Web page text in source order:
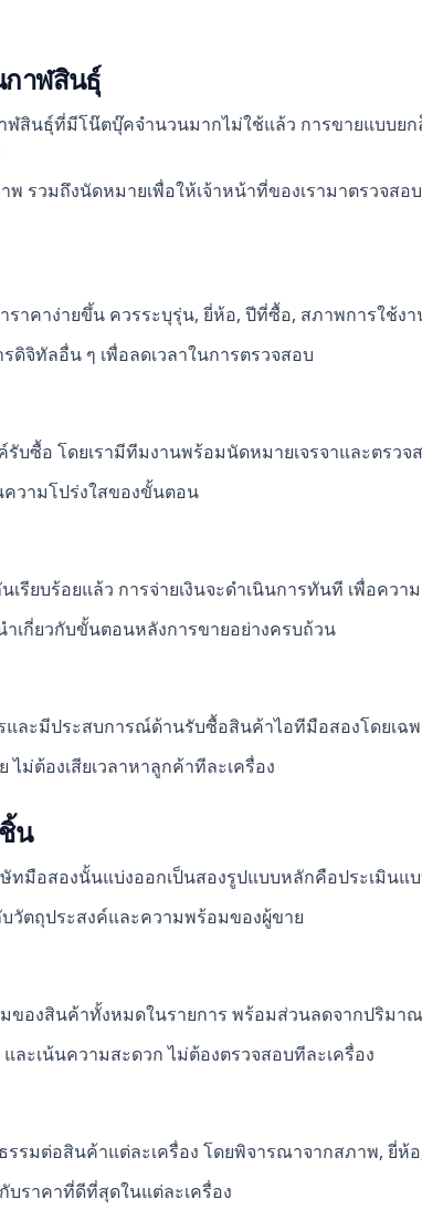
าฬสินธุ์
สินธุ์ที่มีโน๊ตบุ๊คจำนวนมากไม่ใช้แล้ว การขายแบบยก
รวมถึงนัดหมายเพื่อให้เจ้าหน้าที่ของเรามาตรวจส
าคาง่ายขึ้น ควรระบุรุ่น, ยี่ห้อ, ปีที่ซื้อ, สภาพการใช้ง
ดิจิทัลอื่น ๆ เพื่อลดเวลาในการตรวจสอบ
บซื้อ โดยเรามีทีมงานพร้อมนัดหมายเจรจาและตรว
วามโปร่งใสของขั้นตอน
รียบร้อยแล้ว การจ่ายเงินจะดำเนินการทันที เพื่อควา
เกี่ยวกับขั้นตอนหลังการขายอย่างครบถ้วน
และมีประสบการณ์ด้านรับซื้อสินค้าไอทีมือสองโดยเฉ
ต้องเสียเวลาหาลูกค้าทีละเครื่อง
น
มือสองนั้นแบ่งออกเป็นสองรูปแบบหลักคือประเมินแ
วัตถุประสงค์และความพร้อมของผู้ขาย
ของสินค้าทั้งหมดในรายการ พร้อมส่วนลดจากปริมาณ
ะเน้นความสะดวก ไม่ต้องตรวจสอบทีละเครื่อง
รมต่อสินค้าแต่ละเครื่อง โดยพิจารณาจากสภาพ, ยี่ห้
ราคาที่ดีที่สุดในแต่ละเครื่อง